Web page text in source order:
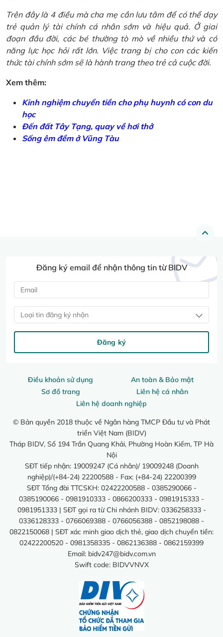
Trên đây là 4 điều mà cha mẹ cần lưu tâm để có thể dạy
trẻ quản lý tài chính cá nhân sớm và hiệu quả. Ở giai
đoạn đầu đời, các bé thường tò mò về nhiều thứ và có
năng lực học hỏi rất lớn. Việc trang bị cho con các kiến
thức tài chính sớm sẽ là hành trang theo trẻ cả cuộc đời.
Xem thêm:
Kinh nghiệm chuyển tiền cho phụ huynh có con du
học
Đến đất Tây Tạng, quay về hơi thở
Sống êm đềm ở Vũng Tàu
Điều khoản sử dụng
An toàn & Bảo mật
Sơ đồ trang
Liên hệ cá nhân
Liên hệ doanh nghiệp
© Bản quyền 2018 thuộc về Ngân hàng TMCP Đầu tư và Phát
triển Việt Nam (BIDV)
Tháp BIDV, Số 194 Trần Quang Khải, Phường Hoàn Kiếm, TP Hà
Nội
SĐT tiếp nhận: 19009247 (Cá nhân)/ 19009248 (Doanh
nghiệp)/(+84-24) 22200588 - Fax: (+84-24) 22200399
SĐT Tổng đài TTCSKH: 02422200588 - 0385290066 -
0385190066 - 0981910333 - 0866200333 - 0981915333 -
0981951333 | SĐT gọi ra từ Chi nhánh BIDV: 0336258333 -
0336128333 - 0766069388 - 0766056388 - 0852198088 -
0822150068 | SĐT xác minh giao dịch thẻ, giao dịch chuyển tiền:
02422200520 - 0981358335 - 0862136388 - 0862159399
Email: bidv247@bidv.com.vn
Swift code: BIDVVNVX
Đăng ký email để nhận thông tin từ BIDV
Loại tin đăng ký nhận
Đăng ký